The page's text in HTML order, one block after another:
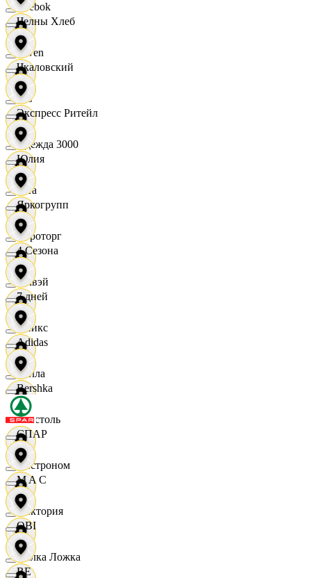
Reebok
Seven
XC
Одежда 3000
Zara
Агроторг
Амвэй
Аникс
Билла
Бристоль
Быстроном
Виктория
Вилка Ложка
Челны Хлеб
Чкаловский
Экспресс Ритейл
Юлия
Яркогрупп
4 Сезона
7 дней
Adidas
Bershka
СПАР
M A C
OBI
RE